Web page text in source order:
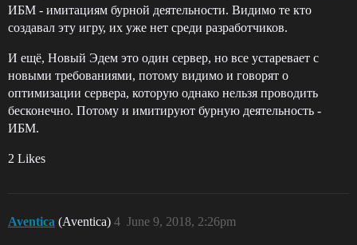
ИБМ - имитациям бурной деятельности. Видимо те кто
создавал эту игру, их уже нет среди разработчиков.
И ещё, Новый Эдем это один сервер, но все устаревает с
новыми требованиями, потому видимо и говорят о
оптимизации сервера, которую однако нельзя проводить
бесконечно. Потому и имитируют бурную деятельность -
ИБМ.
2 Likes
Aventica (Aventica) June 9, 2018, 2:26pm
4